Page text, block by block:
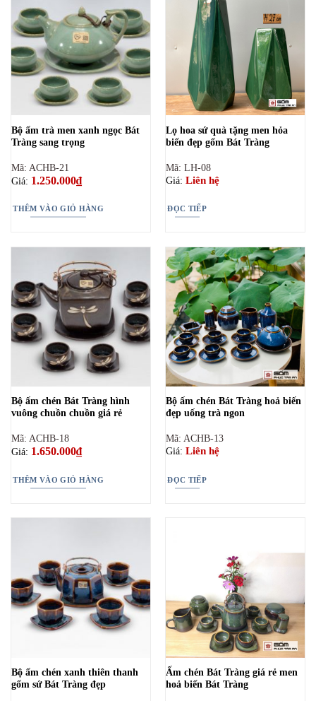
Bộ ấm trà men xanh ngọc Bát
Tràng sang trọng
Mã: ACHB-21
Giá: 1.250.000₫
THÊM VÀO GIỎ HÀNG
Lọ hoa sứ quà tặng men hỏa
biến đẹp gốm Bát Tràng
Mã: LH-08
Giá: Liên hệ
ĐỌC TIẾP
Bộ ấm chén Bát Tràng hình
vuông chuồn chuồn giá rẻ
Mã: ACHB-18
Giá: 1.650.000₫
THÊM VÀO GIỎ HÀNG
Bộ ấm chén Bát Tràng hoả biến
đẹp uống trà ngon
Mã: ACHB-13
Giá: Liên hệ
ĐỌC TIẾP
Bộ ấm chén xanh thiên thanh
gốm sứ Bát Tràng đẹp
Ấm chén Bát Tràng giá rẻ men
hoả biến Bát Tràng